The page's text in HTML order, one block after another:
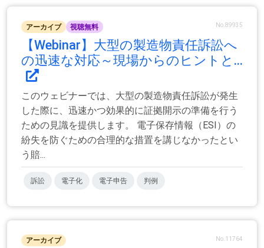
アーカイブ 視聴無料 No.89935
【Webinar】大型の製造物責任訴訟へ
の迅速な対応～現場からのヒントと...
このウェビナーでは、大型の製造物責任訴訟が発生
した際に、迅速かつ効果的に証拠開示の準備を行う
ための見識を提供します。 電子保存情報（ESI）の
紛失を防ぐための合理的な措置を講じなかったとい
う賠...
訴訟 電子化 電子申告 判例
アーカイブ No.11764